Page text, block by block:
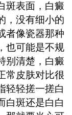
斑表面，白癜
，没有细小的
者像瓷器那种
也可能是不规
别清楚，白癜
常皮肤对比很
轻轻搓一搓白
白斑还是白白